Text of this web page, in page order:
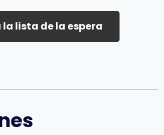
lista de la espera